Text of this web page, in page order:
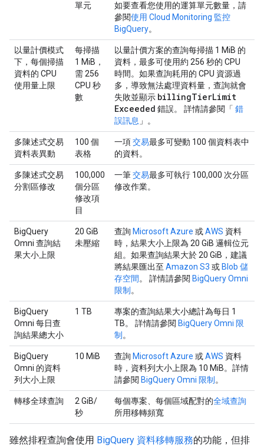
單元
如要查看您使用的運算單元數量，請
參閱使用 Cloud Monitoring 監控
BigQuery。
以量計價模式
下，每個掃描
資料的 CPU
使用量上限
每掃描
1 MiB，
需 256
CPU 秒
數
以量計價方案的查詢每掃描 1 MiB 的
資料，最多可使用約 256 秒的 CPU
時間。如果查詢耗用的 CPU 資源過
多，導致無法處理資料量，查詢就會
失敗並顯示 billingTierLimit
Exceeded 錯誤。 詳情請參閱「 錯
誤訊息 」。
多陳述式交易
資料表異動
100 個
表格
一項交易最多可變動 100 個資料表中
的資料。
多陳述式交易
分割區修改
100,000
個分區
修改項
目
一筆交易最多可執行 100,000 次分區
修改作業。
BigQuery
Omni 查詢結
果大小上限
20 GiB
未壓縮
查詢 Microsoft Azure 或AWS 資料
時，結果大小上限為 20 GiB 邏輯位元
組。如果查詢結果大於 20 GiB，建議
將結果匯出至 Amazon S3 或 Blob 儲
存空間 。 詳情請參閱 BigQuery Omni
限制 。
BigQuery
Omni 每日查
詢結果總大小
1 TB
專案的查詢結果大小總計為每日 1
TB。 詳情請參閱 BigQuery Omni 限
制 。
BigQuery
Omni 的資料
列大小上限
10 MiB 查詢 Microsoft Azure 或AWS 資料
時，資料列大小上限為 10 MiB。詳情
請參閱 BigQuery Omni 限制 。
轉移全球查詢
2 GiB/
秒
每個專案、每個區域配對的全域查詢
所用移轉頻寬
雖然排程查詢會使用 BigQuery 資料移轉服務的功能，但排